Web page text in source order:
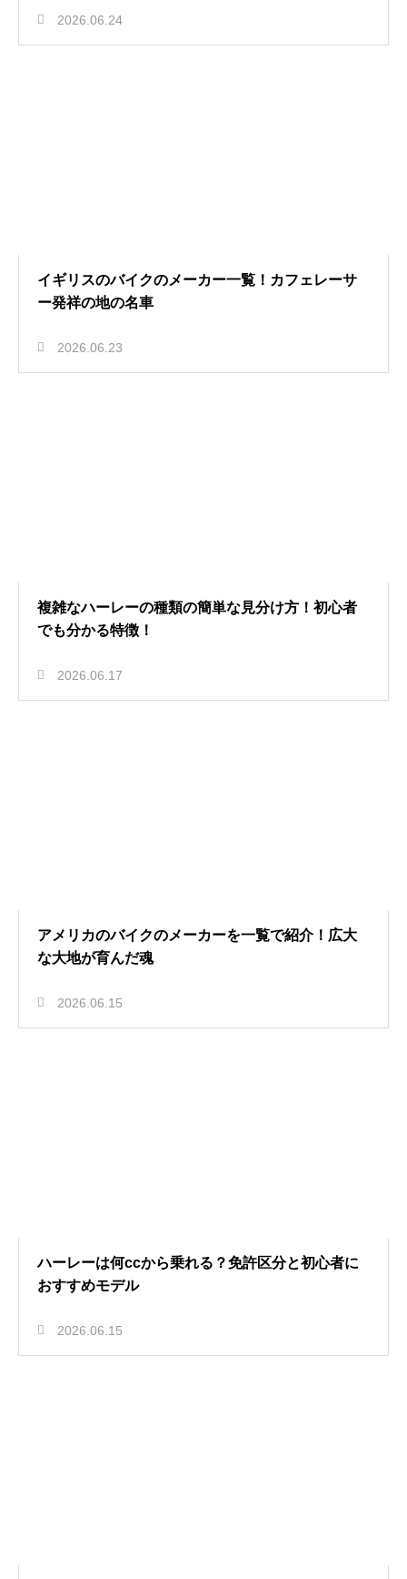
2026.06.24
イギリスのバイクのメーカー一覧！カフェレーサ
ー発祥の地の名車
2026.06.23
複雑なハーレーの種類の簡単な見分け方！初心者
でも分かる特徴！
2026.06.17
アメリカのバイクのメーカーを一覧で紹介！広大
な大地が育んだ魂
2026.06.15
ハーレーは何ccから乗れる？免許区分と初心者に
おすすめモデル
2026.06.15